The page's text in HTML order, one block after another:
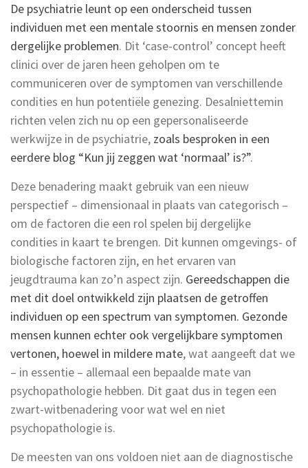
De psychiatrie leunt op een onderscheid tussen
individuen met een mentale stoornis en mensen zonder
dergelijke problemen. Dit ‘case-control’ concept heeft
clinici over de jaren heen geholpen om te
communiceren over de symptomen van verschillende
condities en hun potentiële genezing. Desalniettemin
richten velen zich nu op een gepersonaliseerde
werkwijze in de psychiatrie, zoals besproken in een
eerdere blog “Kun jij zeggen wat ‘normaal’ is?”.
Deze benadering maakt gebruik van een nieuw
perspectief – dimensionaal in plaats van categorisch –
om de factoren die een rol spelen bij dergelijke
condities in kaart te brengen. Dit kunnen omgevings- of
biologische factoren zijn, en het ervaren van
jeugdtrauma kan zo’n aspect zijn. Gereedschappen die
met dit doel ontwikkeld zijn plaatsen de getroffen
individuen op een spectrum van symptomen. Gezonde
mensen kunnen echter ook vergelijkbare symptomen
vertonen, hoewel in mildere mate, wat aangeeft dat we
– in essentie – allemaal een bepaalde mate van
psychopathologie hebben. Dit gaat dus in tegen een
zwart-witbenadering voor wat wel en niet
psychopathologie is.
De meesten van ons voldoen niet aan de diagnostische